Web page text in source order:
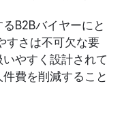
B2Bバイヤーにと
すさは不可欠な要
やすく設計されて
費を削減すること